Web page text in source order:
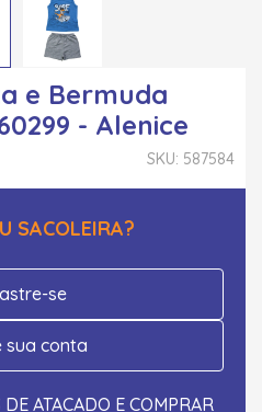
e Bermuda
- Alenice
SKU: 587584
SACOLEIRA?
se
sua conta
ATACADO E COMPRAR